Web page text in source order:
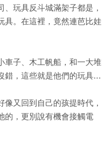
玩具反斗城滿架子都是，
具。在這裡，竟然連芭比娃
車子、木工帆船，和一大堆
錯，這些就是他們的玩具...
又回到自己的孩提時代，
的，更別說有機會接觸電